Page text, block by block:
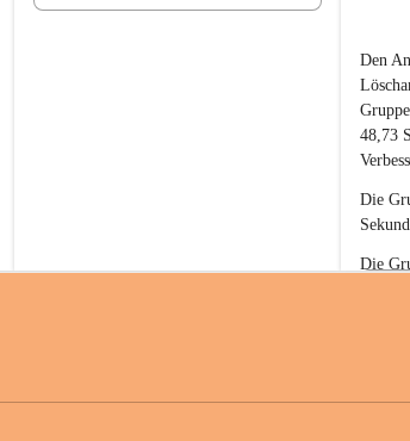
l
l
i
g
e
F
e
u
e
r
w
t
Den
48,73
Die
Die